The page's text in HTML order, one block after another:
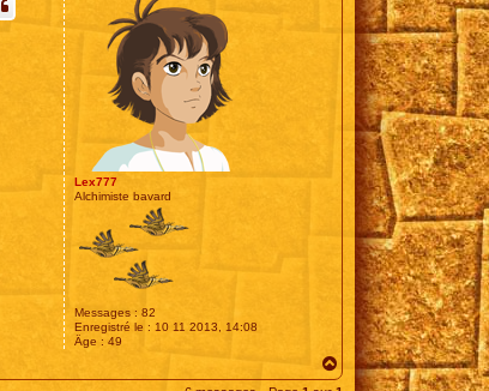
Lex777
Alchimiste bavard
Messages : 82
Enregistré le : 10 11 2013, 14:08
Âge : 49
a